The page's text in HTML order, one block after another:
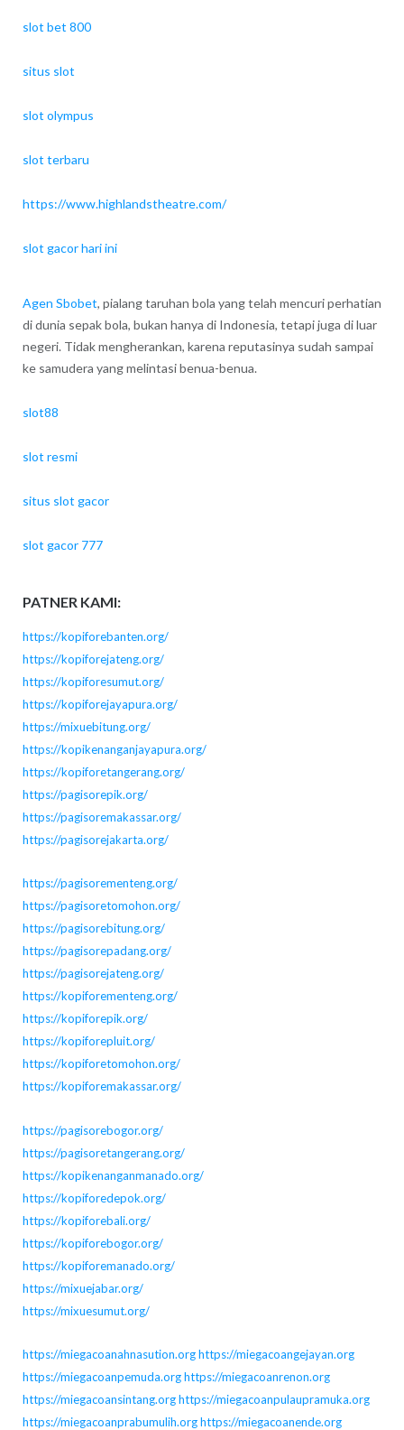
slot bet 800
situs slot
slot olympus
slot terbaru
https://www.highlandstheatre.com/
slot gacor hari ini
Agen Sbobet, pialang taruhan bola yang telah mencuri perhatian
di dunia sepak bola, bukan hanya di Indonesia, tetapi juga di luar
negeri. Tidak mengherankan, karena reputasinya sudah sampai
ke samudera yang melintasi benua-benua.
slot88
slot resmi
situs slot gacor
slot gacor 777
PATNER KAMI:
https://kopiforebanten.org/
https://kopiforejateng.org/
https://kopiforesumut.org/
https://kopiforejayapura.org/
https://mixuebitung.org/
https://kopikenanganjayapura.org/
https://kopiforetangerang.org/
https://pagisorepik.org/
https://pagisoremakassar.org/
https://pagisorejakarta.org/
https://pagisorementeng.org/
https://pagisoretomohon.org/
https://pagisorebitung.org/
https://pagisorepadang.org/
https://pagisorejateng.org/
https://kopiforementeng.org/
https://kopiforepik.org/
https://kopiforepluit.org/
https://kopiforetomohon.org/
https://kopiforemakassar.org/
https://pagisorebogor.org/
https://pagisoretangerang.org/
https://kopikenanganmanado.org/
https://kopiforedepok.org/
https://kopiforebali.org/
https://kopiforebogor.org/
https://kopiforemanado.org/
https://mixuejabar.org/
https://mixuesumut.org/
https://miegacoanahnasution.orghttps://miegacoangejayan.org
https://miegacoanpemuda.orghttps://miegacoanrenon.org
https://miegacoansintang.orghttps://miegacoanpulaupramuka.org
https://miegacoanprabumulih.orghttps://miegacoanende.org